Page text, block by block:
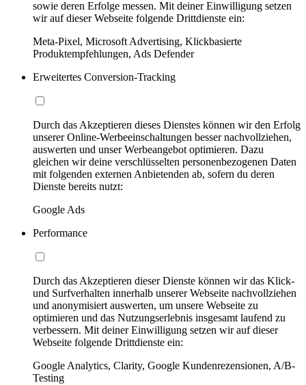
sowie deren Erfolge messen. Mit deiner Einwilligung setzen
wir auf dieser Webseite folgende Drittdienste ein:
Meta-Pixel, Microsoft Advertising, Klickbasierte
Produktempfehlungen, Ads Defender
Erweitertes Conversion-Tracking
Durch das Akzeptieren dieses Dienstes können wir den Erfolg
unserer Online-Werbeeinschaltungen besser nachvollziehen,
auswerten und unser Werbeangebot optimieren. Dazu
gleichen wir deine verschlüsselten personenbezogenen Daten
mit folgenden externen Anbietenden ab, sofern du deren
Dienste bereits nutzt:
Google Ads
Performance
Durch das Akzeptieren dieser Dienste können wir das Klick-
und Surfverhalten innerhalb unserer Webseite nachvollziehen
und anonymisiert auswerten, um unsere Webseite zu
optimieren und das Nutzungserlebnis insgesamt laufend zu
verbessern. Mit deiner Einwilligung setzen wir auf dieser
Webseite folgende Drittdienste ein:
Google Analytics, Clarity, Google Kundenrezensionen, A/B-
Testing